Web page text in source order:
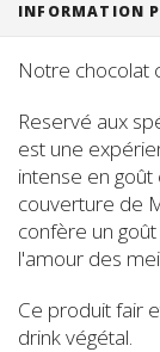
INFORMATION
Notre chocolat
Reservé aux
est une
intense en
couverture de
confère un
l'amour des
Ce produit fair
drink végétal.